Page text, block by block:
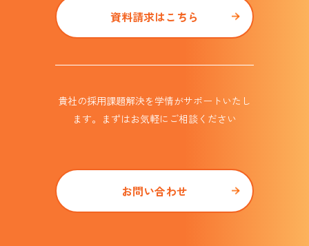
資料請求はこちら
貴社の採用課題解決を学情がサポート いたし
ます。まずはお気軽にご相談ください
お問い合わせ